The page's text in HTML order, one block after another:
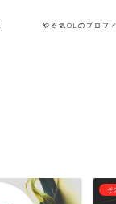
やる気OLのプロフ
フ